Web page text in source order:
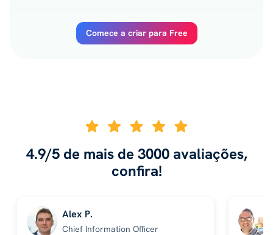
Comece a criar para Free
4.9/5 de mais de 3000 avaliações,
confira!
Alex P.
Chief Information Officer